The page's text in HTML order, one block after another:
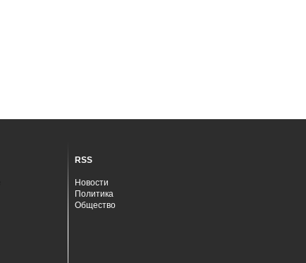
RSS
Новости
Политика
Общество